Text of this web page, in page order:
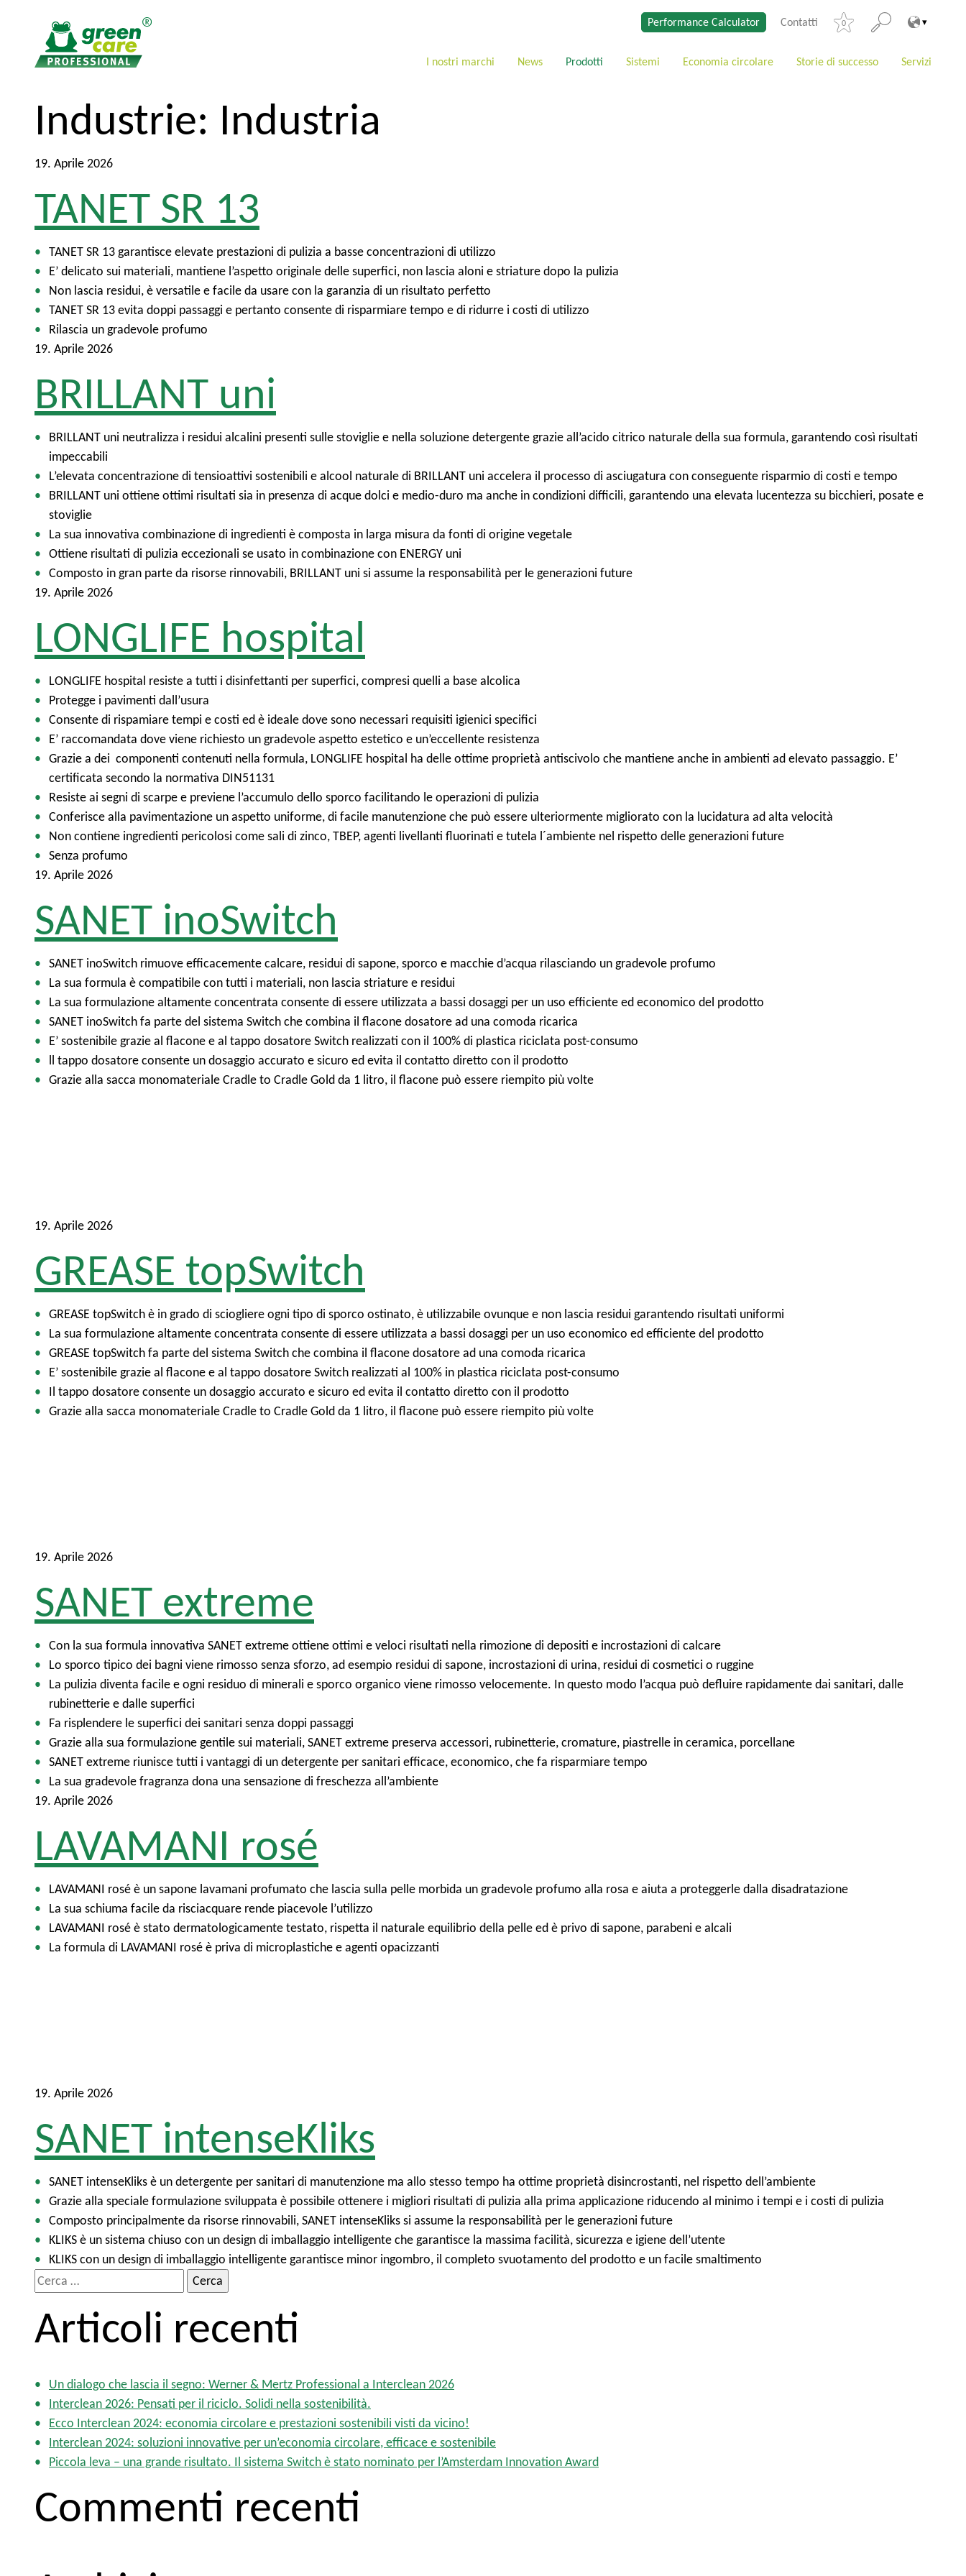
Performance Calculator Contatti 0
I nostri marchi News Prodotti Sistemi Economia circolare Storie di successo Servizi
Industrie: Industria
19. Aprile 2026
TANET SR 13
TANET SR 13 garantisce elevate prestazioni di pulizia a basse concentrazioni di utilizzo
E’ delicato sui materiali, mantiene l’aspetto originale delle superfici, non lascia aloni e striature dopo la pulizia
Non lascia residui, è versatile e facile da usare con la garanzia di un risultato perfetto
TANET SR 13 evita doppi passaggi e pertanto consente di risparmiare tempo e di ridurre i costi di utilizzo
Rilascia un gradevole profumo
19. Aprile 2026
BRILLANT uni
BRILLANT uni neutralizza i residui alcalini presenti sulle stoviglie e nella soluzione detergente grazie all’acido citrico naturale della sua formula, garantendo così risultati
impeccabili
L’elevata concentrazione di tensioattivi sostenibili e alcool naturale di BRILLANT uni accelera il processo di asciugatura con conseguente risparmio di costi e tempo
BRILLANT uni ottiene ottimi risultati sia in presenza di acque dolci e medio-duro ma anche in condizioni difficili, garantendo una elevata lucentezza su bicchieri, posate e
stoviglie
La sua innovativa combinazione di ingredienti è composta in larga misura da fonti di origine vegetale
Ottiene risultati di pulizia eccezionali se usato in combinazione con ENERGY uni
Composto in gran parte da risorse rinnovabili, BRILLANT uni si assume la responsabilità per le generazioni future
19. Aprile 2026
LONGLIFE hospital
LONGLIFE hospital resiste a tutti i disinfettanti per superfici, compresi quelli a base alcolica
Protegge i pavimenti dall’usura
Consente di rispamiare tempi e costi ed è ideale dove sono necessari requisiti igienici specifici
E’ raccomandata dove viene richiesto un gradevole aspetto estetico e un’eccellente resistenza
Grazie a dei componenti contenuti nella formula, LONGLIFE hospital ha delle ottime proprietà antiscivolo che mantiene anche in ambienti ad elevato passaggio. E’
certificata secondo la normativa DIN51131
Resiste ai segni di scarpe e previene l’accumulo dello sporco facilitando le operazioni di pulizia
Conferisce alla pavimentazione un aspetto uniforme, di facile manutenzione che può essere ulteriormente migliorato con la lucidatura ad alta velocità
Non contiene ingredienti pericolosi come sali di zinco, TBEP, agenti livellanti fluorinati e tutela l´ambiente nel rispetto delle generazioni future
Senza profumo
19. Aprile 2026
SANET inoSwitch
SANET inoSwitch rimuove efficacemente calcare, residui di sapone, sporco e macchie d’acqua rilasciando un gradevole profumo
La sua formula è compatibile con tutti i materiali, non lascia striature e residui
La sua formulazione altamente concentrata consente di essere utilizzata a bassi dosaggi per un uso efficiente ed economico del prodotto
SANET inoSwitch fa parte del sistema Switch che combina il flacone dosatore ad una comoda ricarica
E’ sostenibile grazie al flacone e al tappo dosatore Switch realizzati con il 100% di plastica riciclata post-consumo
ll tappo dosatore consente un dosaggio accurato e sicuro ed evita il contatto diretto con il prodotto
Grazie alla sacca monomateriale Cradle to Cradle Gold da 1 litro, il flacone può essere riempito più volte
19. Aprile 2026
GREASE topSwitch
GREASE topSwitch è in grado di sciogliere ogni tipo di sporco ostinato, è utilizzabile ovunque e non lascia residui garantendo risultati uniformi
La sua formulazione altamente concentrata consente di essere utilizzata a bassi dosaggi per un uso economico ed efficiente del prodotto
GREASE topSwitch fa parte del sistema Switch che combina il flacone dosatore ad una comoda ricarica
E’ sostenibile grazie al flacone e al tappo dosatore Switch realizzati al 100% in plastica riciclata post-consumo
Il tappo dosatore consente un dosaggio accurato e sicuro ed evita il contatto diretto con il prodotto
Grazie alla sacca monomateriale Cradle to Cradle Gold da 1 litro, il flacone può essere riempito più volte
19. Aprile 2026
SANET extreme
Con la sua formula innovativa SANET extreme ottiene ottimi e veloci risultati nella rimozione di depositi e incrostazioni di calcare
Lo sporco tipico dei bagni viene rimosso senza sforzo, ad esempio residui di sapone, incrostazioni di urina, residui di cosmetici o ruggine
La pulizia diventa facile e ogni residuo di minerali e sporco organico viene rimosso velocemente. In questo modo l’acqua può defluire rapidamente dai sanitari, dalle
rubinetterie e dalle superfici
Fa risplendere le superfici dei sanitari senza doppi passaggi
Grazie alla sua formulazione gentile sui materiali, SANET extreme preserva accessori, rubinetterie, cromature, piastrelle in ceramica, porcellane
SANET extreme riunisce tutti i vantaggi di un detergente per sanitari efficace, economico, che fa risparmiare tempo
La sua gradevole fragranza dona una sensazione di freschezza all’ambiente
19. Aprile 2026
LAVAMANI rosé
LAVAMANI rosé è un sapone lavamani profumato che lascia sulla pelle morbida un gradevole profumo alla rosa e aiuta a proteggerle dalla disadratazione
La sua schiuma facile da risciacquare rende piacevole l’utilizzo
LAVAMANI rosé è stato dermatologicamente testato, rispetta il naturale equilibrio della pelle ed è privo di sapone, parabeni e alcali
La formula di LAVAMANI rosé è priva di microplastiche e agenti opacizzanti
19. Aprile 2026
SANET intenseKliks
SANET intenseKliks è un detergente per sanitari di manutenzione ma allo stesso tempo ha ottime proprietà disincrostanti, nel rispetto dell’ambiente
Grazie alla speciale formulazione sviluppata è possibile ottenere i migliori risultati di pulizia alla prima applicazione riducendo al minimo i tempi e i costi di pulizia
Composto principalmente da risorse rinnovabili, SANET intenseKliks si assume la responsabilità per le generazioni future
KLIKS è un sistema chiuso con un design di imballaggio intelligente che garantisce la massima facilità, sicurezza e igiene dell’utente
KLIKS con un design di imballaggio intelligente garantisce minor ingombro, il completo svuotamento del prodotto e un facile smaltimento
R
i
e
Articoli recenti
Un dialogo che lascia il segno: Werner & Mertz Professional a Interclean 2026
Interclean 2026: Pensati per il riciclo. Solidi nella sostenibilità.
Ecco Interclean 2024: economia circolare e prestazioni sostenibili visti da vicino!
Interclean 2024: soluzioni innovative per un’economia circolare, efficace e sostenibile
Piccola leva – una grande risultato. Il sistema Switch è stato nominato per l’Amsterdam Innovation Award
Commenti recenti